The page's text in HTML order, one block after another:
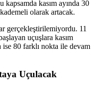
kapsamda kasım ayında 30
olarak artacak.
gerçekleştirilemiyordu. 11
uçuşlara kasım
ise 80 farklı nokta ile devam
Uçulacak